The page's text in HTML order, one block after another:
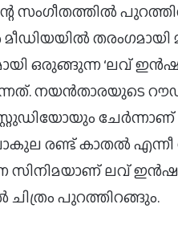
സംഗീതത്തിൽ
തരംഗമായി
ഒരുങ്ങുന്ന ‘ലവ്
നയൻതാരയുടെ
ചേർന്നാണ്
രണ്ട് കാതൽ എന്നീ
ലവ്
പുറത്തിറങ്ങും.